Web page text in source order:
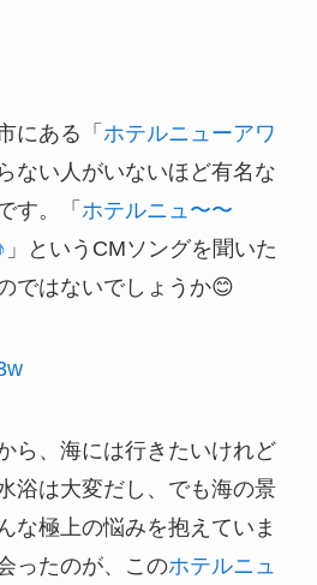
にある「 ホテルニューアワ
ない人がいないほど有名な
す。「 ホテルニュ〜〜
」というCMソングを聞いた
ではないでしょうか😊
ら、海には行きたいけれど
浴は大変だし、でも海の景
な極上の悩みを抱えていま
ったのが、このホテルニュ